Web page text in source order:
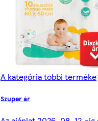
A kategória többi terméke
Szuper ár